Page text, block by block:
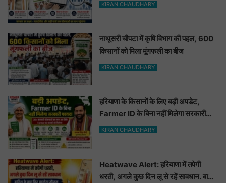
KIRAN CHAUDHARY
नाथूसरी चौपटा में कृषि विभाग की पहल, 600
किसानों को मिला मूंगफली का बीज
KIRAN CHAUDHARY
हरियाणा के किसानों के लिए बड़ी अपडेट,
Farmer ID के बिना नहीं मिलेगा सरकारी
फायदा
KIRAN CHAUDHARY
Heatwave Alert: हरियाणा में तपेगी
धरती, अगले कुछ दिन लू से रहें सावधान. बारिश